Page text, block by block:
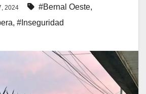
2024 #Bernal Oeste,
, #Inseguridad